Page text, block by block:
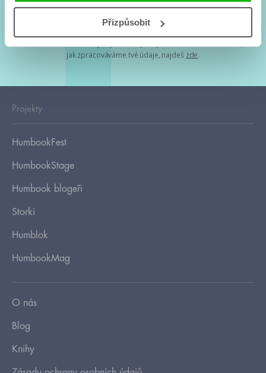
Přizpůsobit
Tvá e-mailová adresa je u nás v bezpečí. Přečti si
jak zpracováváme tvé údaje, najdeš zde.
Projekty
HumbookFest
HumbookStage
Humbook blogeři
Storki
Humblok
HumbookMag
O nás
Blog
Knihy